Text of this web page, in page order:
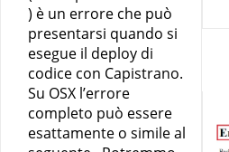
) è un errore che può
presentarsi quando si
esegue il deploy di
codice con Capistrano.
Su OSX l’errore
completo può essere
esattamente o simile al